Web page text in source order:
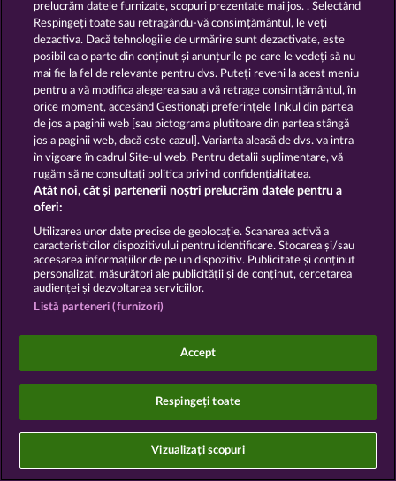
Asistență tehnică Firmă
Întrebări frecvente Facebook
Trimite Cererea de Retragere
Jocurile din cazinoul de socializare au ca unic scop
distracția și nu influențează în niciun fel orice viitor
succes posibil la jocurile de noroc cu bani reali.
©2026 Whow Games GmbH
prelucrăm datele furnizate, scopuri prezentate mai jos. . Selectând
Respingeți toate sau retragându-vă consimțământul, le veți
dezactiva. Dacă tehnologiile de urmărire sunt dezactivate, este
posibil ca o parte din conținut și anunțurile pe care le vedeți să nu
mai fie la fel de relevante pentru dvs. Puteți reveni la acest meniu
pentru a vă modifica alegerea sau a vă retrage consimțământul, în
orice moment, accesând Gestionați preferințele linkul din partea
de jos a paginii web [sau pictograma plutitoare din partea stângă
jos a paginii web, dacă este cazul]. Varianta aleasă de dvs. va intra
în vigoare în cadrul Site-ul web. Pentru detalii suplimentare, vă
rugăm să ne consultați politica privind confidențialitatea.
Atât noi, cât și partenerii noștri prelucrăm datele pentru a
oferi:
Utilizarea unor date precise de geolocație. Scanarea activă a
caracteristicilor dispozitivului pentru identificare. Stocarea și/sau
accesarea informațiilor de pe un dispozitiv. Publicitate și conținut
personalizat, măsurători ale publicității și de conținut, cercetarea
audienței și dezvoltarea serviciilor.
Listă parteneri (furnizori)
Accept
Respingeți toate
Vizualizați scopuri